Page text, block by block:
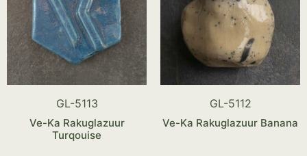
GL-5113
Ve-Ka Rakuglazuur
Turqouise
GL-5112
Ve-Ka Rakuglazuur Banana